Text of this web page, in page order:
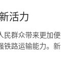
活力
群众带来更加
铁路运输能力。